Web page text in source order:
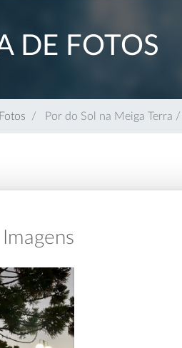
DE FOTOS
Por do Sol na Meiga Terra